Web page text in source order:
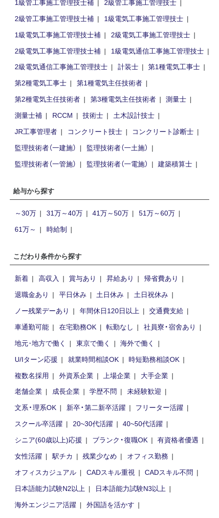
2級管工事施工管理技士補
1級電気工事施工管理技士
1級電気工事施工管理技士補
2級電気工事施工管理技士
2級電気工事施工管理技士補
1級電気通信工事施工管理技士
2級電気通信工事施工管理技士
計装士
第1種電気工事士
第2種電気工事士
第1種電気主任技術者
第2種電気主任技術者
第3種電気主任技術者
測量士
測量士補
RCCM 技術士
土木設計技士
JR工事管理者
コンクリート技士
コンクリート診断士
監理技術者（一建施）
監理技術者（一土施）
監理技術者（一管施）
監理技術者（一電施） 建築積算士
給与から探す
～30万 31万～40万 41万～50万
51万～60万
61万～
時給制
こだわり条件から探す
新着 高収入 賞与あり 昇給あり
帰省費あり
退職金あり
平日休み 土日休み
土日祝休み
ノー残業デーあり
年間休日120日以上
交通費支給
車通勤可能
在宅勤務OK 転勤なし
社員寮・宿舍あり
地元･地方で働く
東京で働く
海外で働く
U/Iターン応援
就業時間相談OK
時短勤務相談OK
複数名採用
外資系企業 上場企業
大手企業
老舗企業
成長企業 学歴不問
未経験歓迎
文系・理系OK
新卒・第二新卒活躍
フリーター活躍
スクール卒活躍
20~30代活躍
40~50代活躍
シニア(60歳以上)応援
ブランク・復職OK
有資格者優遇
女性活躍
駅チカ 残業少なめ
オフィス勤務
オフィスカジュアル
CADスキル重視
CADスキル不問
日本語能力試験N2以上
日本語能力試験N3以上
海外エンジニア活躍
外国語を活かす